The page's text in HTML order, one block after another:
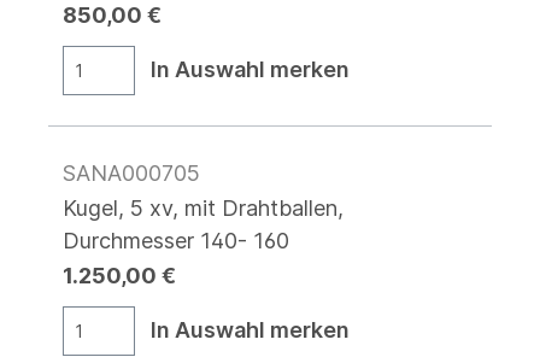
850,00 €
In Auswahl merken
SANA000705
Kugel, 5 xv, mit Drahtballen,
Durchmesser 140- 160
1.250,00 €
In Auswahl merken